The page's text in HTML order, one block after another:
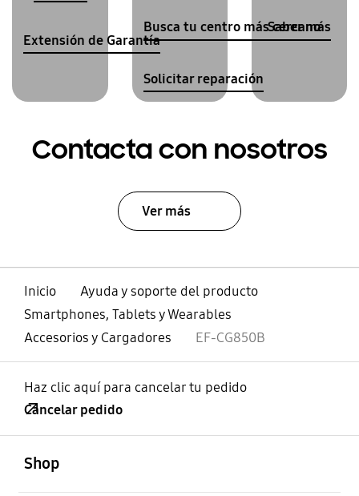
Extensión de Garantía
Busca tu centro más cercano
Solicitar reparación
Saber más
Contacta con nosotros
Ver más
Inicio
Ayuda y soporte del producto
Smartphones, Tablets y Wearables
Accesorios y Cargadores
EF-CG850B
Haz clic aquí para cancelar tu pedido
Cancelar pedido
Shop